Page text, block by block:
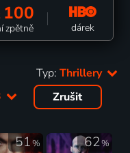
100
zpětně dárek
Typ: Thrillery
Zrušit
51% 62%